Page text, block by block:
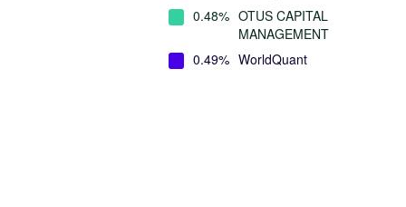
0.48% OTUS CAPITAL
MANAGEMENT
0.49% WorldQuant